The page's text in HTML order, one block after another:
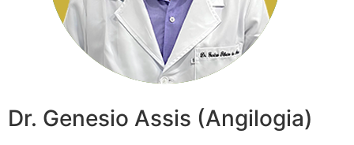
Dr. Genesio Assis (Angilogia)